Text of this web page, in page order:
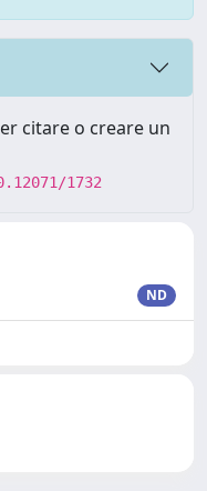
citare o creare un
1732
ND